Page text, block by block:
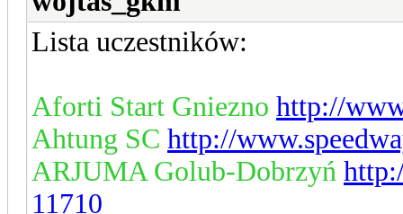
Lista uczestników:
Aforti Start Gniezno http://
Ahtung SC http://
ARJUMA Golub-Dobrzyń
11710